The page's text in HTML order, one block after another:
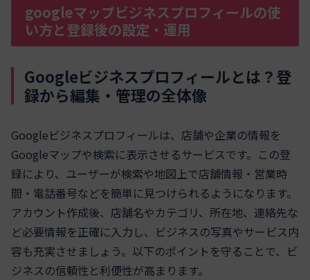
googleマップビジネスプロフィールの使
い方と登録後の設定・運用
Googleビジネスプロフィールとは？登
録から編集・管理の全体像
Googleビジネスプロフィールは、店舗や企業の情報を
Googleマップや検索に表示させるサービスです。この登
録により、ユーザーが検索や地図上で店舗情報・営業時
間・電話番号などを簡単に見つけられるようになります。
アカウント作成後、店舗名やカテゴリ、所在地、連絡先な
ど必要情報を正確に入力し、ビジネスの写真やサービス内
容も充実させましょう。以下のポイントを守ることで、ビ
ジネスの信頼性と利便性が高まります。